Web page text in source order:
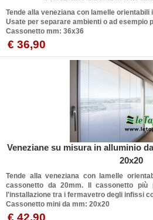
Tende alla veneziana con lamelle orientabili
Usate per separare ambienti o ad esempio
Cassonetto mm: 36x36
€ 36,90
Veneziane su misura in alluminio
20x20
Tende alla veneziana con lamelle
cassonetto da 20mm. Il cassonetto
l'installazione tra i fermavetro degli infissi
Cassonetto mini da mm: 20x20
€ 42,90